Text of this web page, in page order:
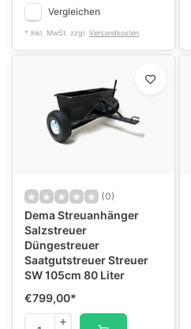
Vergleichen
* Inkl. MwSt. zzgl. Versandkosten
(0)
Dema Streuanhänger
Salzstreuer
Düngestreuer
Saatgutstreuer Streuer
SW 105cm 80 Liter
€799,00*